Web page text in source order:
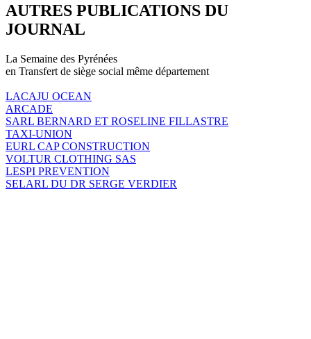
AUTRES PUBLICATIONS DU
JOURNAL
La Semaine des Pyrénées
en Transfert de siège social même département
LACAJU OCEAN
ARCADE
SARL BERNARD ET ROSELINE FILLASTRE
TAXI-UNION
EURL CAP CONSTRUCTION
VOLTUR CLOTHING SAS
LESPI PREVENTION
SELARL DU DR SERGE VERDIER